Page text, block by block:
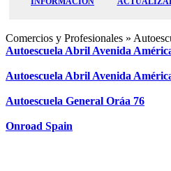
Comercios y Profesionales »
Autoescuela Abril Avenida
Autoescuela Abril Avenida
Autoescuela General Oráa 76
Onroad Spain